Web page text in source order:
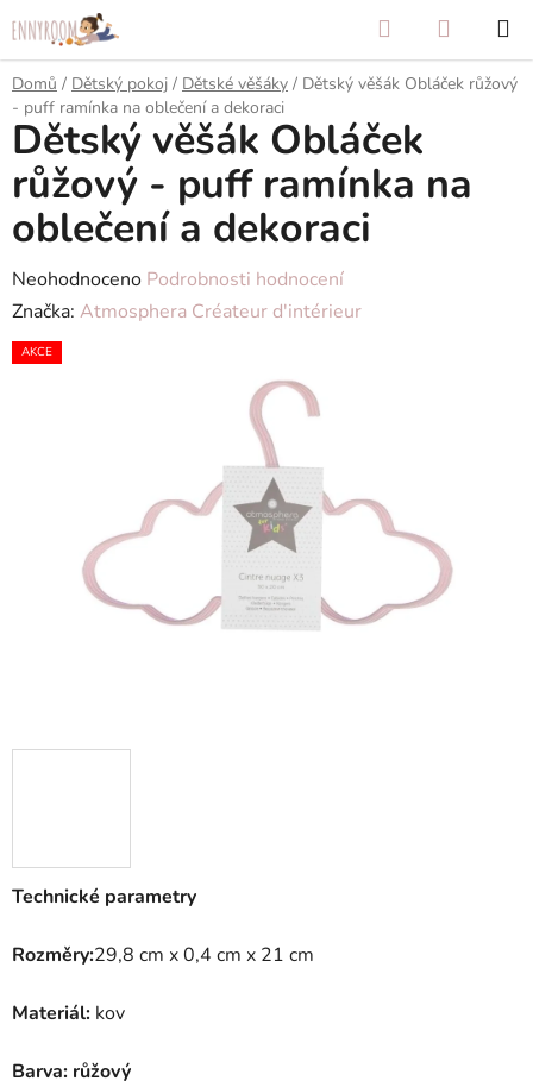
na
obsah
Hledat
KOŠÍK
Domů / Dětský pokoj / Dětské věšáky / Dětský věšák Obláček růžový
- puff ramínka na oblečení a dekoraci
Technické parametry
Rozměry:29,8 cm x 0,4 cm x 21 cm
Materiál: kov
Barva: růžový
Dětský věšák Obláček
růžový - puff ramínka na
oblečení a dekoraci
Průměrné
hodnocení
produktu
Neohodnoceno Podrobnosti hodnocení
Značka: Atmosphera Créateur d'intérieur
AKCE